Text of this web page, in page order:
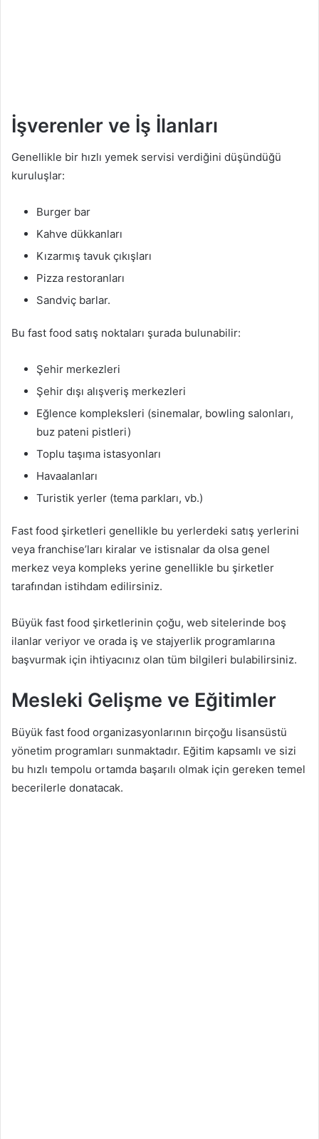
İşverenler ve İş İlanları
Genellikle bir hızlı yemek servisi verdiğini düşündüğü
kuruluşlar:
Burger bar
Kahve dükkanları
Kızarmış tavuk çıkışları
Pizza restoranları
Sandviç barlar.
Bu fast food satış noktaları şurada bulunabilir:
Şehir merkezleri
Şehir dışı alışveriş merkezleri
Eğlence kompleksleri (sinemalar, bowling salonları,
buz pateni pistleri)
Toplu taşıma istasyonları
Havaalanları
Turistik yerler (tema parkları, vb.)
Fast food şirketleri genellikle bu yerlerdeki satış yerlerini
veya franchise’ları kiralar ve istisnalar da olsa genel
merkez veya kompleks yerine genellikle bu şirketler
tarafından istihdam edilirsiniz.
Büyük fast food şirketlerinin çoğu, web sitelerinde boş
ilanlar veriyor ve orada iş ve stajyerlik programlarına
başvurmak için ihtiyacınız olan tüm bilgileri bulabilirsiniz.
Mesleki Gelişme ve Eğitimler
Büyük fast food organizasyonlarının birçoğu lisansüstü
yönetim programları sunmaktadır. Eğitim kapsamlı ve sizi
bu hızlı tempolu ortamda başarılı olmak için gereken temel
becerilerle donatacak.